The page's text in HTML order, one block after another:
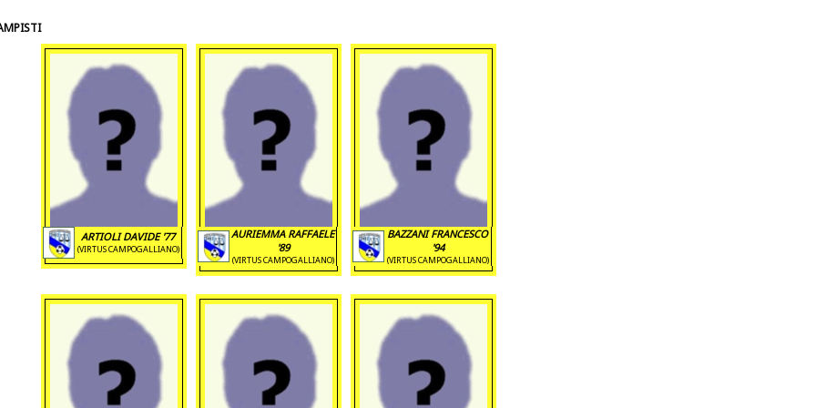
ARTIOLI DAVIDE '77
(VIRTUS CAMPOGALLIANO)
AURIEMMA RAFFAELE
'89
(VIRTUS CAMPOGALLIANO)
BAZZANI FRANCESCO
'94
(VIRTUS CAMPOGALLIANO)